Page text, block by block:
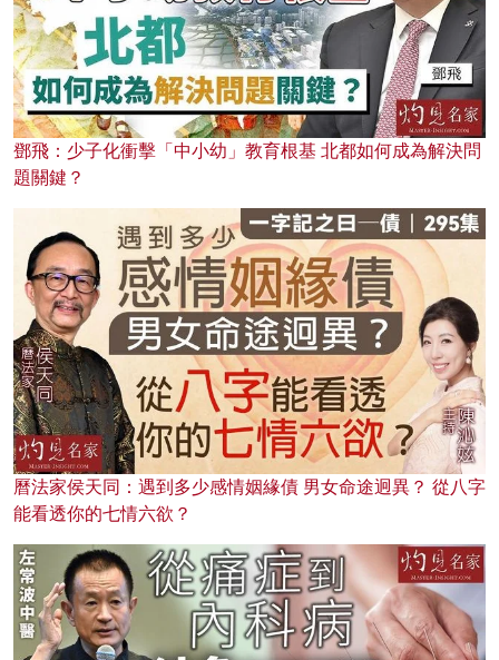
鄧飛：少子化衝擊「中小幼」教育根基 北都如何成為解決問
題關鍵？
曆法家侯天同：遇到多少感情姻緣債 男女命途迥異？ 從八字
能看透你的七情六欲？